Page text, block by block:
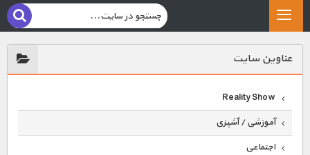
عناوين سايت
Reality Show
آموزشی / آشپزی
اجتماعی